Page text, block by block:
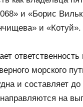
и «Борис
и «Котуй».
морского
и составляет
на